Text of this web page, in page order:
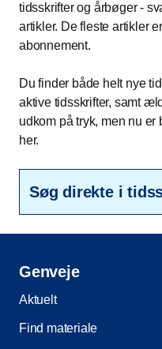
tidsskrifter og årbøger -
artikler. De fleste artikler
abonnement.
Du finder både helt nye
aktive tidsskrifter, samt
udkom på tryk, men nu
her.
Søg direkte i
Genveje
Aktuelt
Find materiale